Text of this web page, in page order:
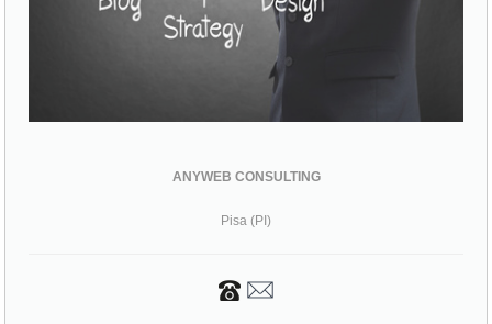
ANYWEB CONSULTING
Pisa (PI)